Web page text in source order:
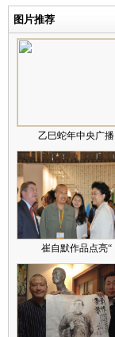
图片推荐
乙巳蛇年中央广播
崔自默作品点亮“